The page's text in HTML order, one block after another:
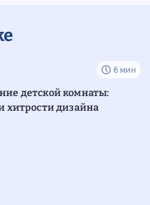
6 мин
детской комнаты:
хитрости дизайна